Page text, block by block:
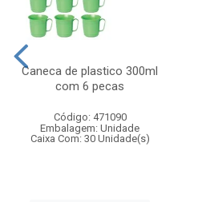
Caneca de plastico 300ml
com 6 pecas
Código: 471090
Embalagem: Unidade
Caixa Com: 30 Unidade(s)